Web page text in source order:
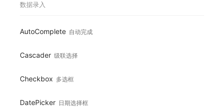
数据录入
AutoComplete 自动完成
Cascader 级联选择
Checkbox 多选框
DatePicker 日期选择框